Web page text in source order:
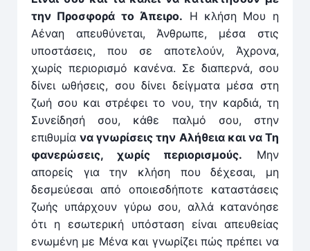
την Προσφορά το Άπειρο. Η κλήση Μου η
Αέναη απευθύνεται, Άνθρωπε, μέσα στις
υποστάσεις, που σε αποτελούν, Άχρονα,
χωρίς περιορισμό κανένα. Σε διαπερνά, σου
δίνει ωθήσεις, σου δίνει δείγματα μέσα στη
ζωή σου και στρέφει το νου, την καρδιά, τη
Συνείδησή σου, κάθε παλμό σου, στην
επιθυμίανα γνωρίσεις την Αλήθεια και να Τη
φανερώσεις, χωρίς περιορισμούς. Μην
απορείς για την κλήση που δέχεσαι, μη
δεσμεύεσαι από οποιεσδή­ποτε καταστάσεις
ζωής υπάρχουν γύρω σου, αλλά κατα­νόησε
ότι η εσωτερική υπόσταση είναι απευθείας
ενωμέ­νη με Μένα και γνωρίζει πώς πρέπει να